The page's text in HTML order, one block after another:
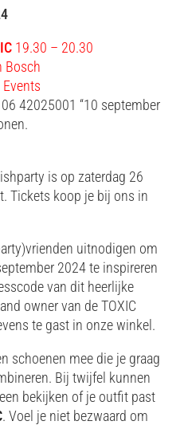
19.30 – 20.30
Bosch
42025001 “10 september
is op zaterdag 26
Tickets koop je bij ons in
uitnodigen om
2024 te inspireren
van dit heerlijke
owner van de TOXIC
te gast in onze winkel.
schoenen mee die je graag
Bij twijfel kunnen
bekijken of je outfit past
. Voel je niet bezwaard om